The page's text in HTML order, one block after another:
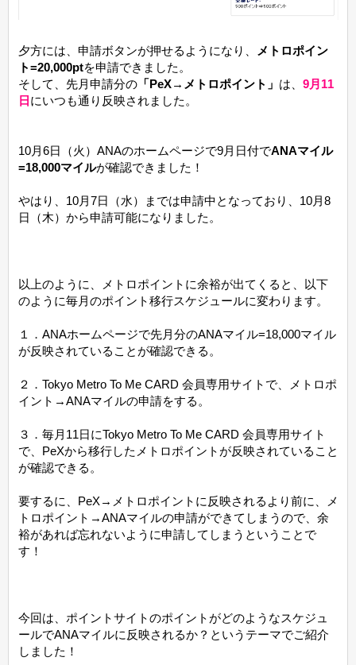
夕方には、申請ボタンが押せるようになり、
メトロポイン
ト=20,000ptを申請できました。
そして、先月申請分の「PeX→メトロポイント」 は、 9月11
日 にいつも通り反映されました。
10月6日（火）ANAのホームページで9月日付でANAマイル
=18,000マイルが確認できました！
やはり、10月7日（水）までは申請中となっており、10月8
日（木）から申請可能になりました。
以上のように、メトロポイントに余裕が出てくると、以下
のように毎月のポイント移行スケジュールに変わります。
１．ANAホームページで先月分のANAマイル=18,000マイル
が反映されていることが確認できる。
２．Tokyo Metro To Me CARD 会員専用サイトで、メトロポ
イント→ANAマイルの申請をする。
３．毎月11日にTokyo Metro To Me CARD 会員専用サイト
で、PeXから移行したメトロポイントが反映されていること
が確認できる。
要するに、PeX→メトロポイントに反映されるより前に、メ
トロポイント→ANAマイルの申請ができてしまうので、余
裕があれば忘れないように申請してしまうということで
す！
今回は、ポイントサイトのポイントがどのようなスケジュ
ールでANAマイルに反映されるか？というテーマでご紹介
しました！